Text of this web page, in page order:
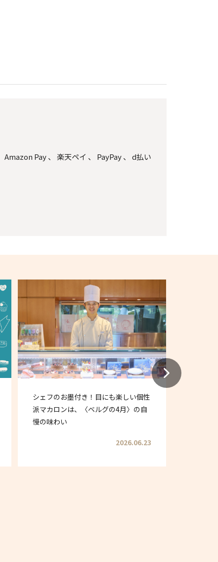
Amazon Pay、 楽天ペイ 、 PayPay、 d払い
シェフのお墨付き！目にも楽しい個性
派マカロンは、〈ベルグの4月〉の自
慢の味わい
2026.06.23